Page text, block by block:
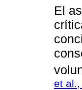
El
et